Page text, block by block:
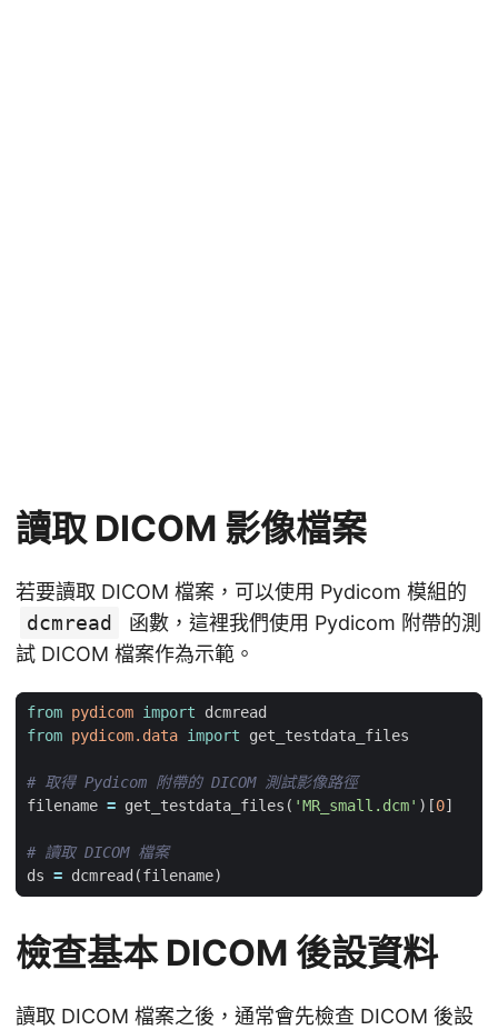
讀取 DICOM 影像檔案
若要讀取 DICOM 檔案，可以使用 Pydicom 模組的
dcmread
函數，這裡我們使用 Pydicom 附帶的測
試 DICOM 檔案作為示範。
from pydicom import
dcmread
from pydicom.data import get_testdata_files
# 取得 Pydicom 附帶的 DICOM 測試影像路徑
filename = get_testdata_files ( 'MR_small.dcm' )[0]
# 讀取 DICOM 檔案
ds = dcmread (filename)
檢查基本 DICOM 後設資料
讀取 DICOM 檔案之後，通常會先檢查 DICOM 後設